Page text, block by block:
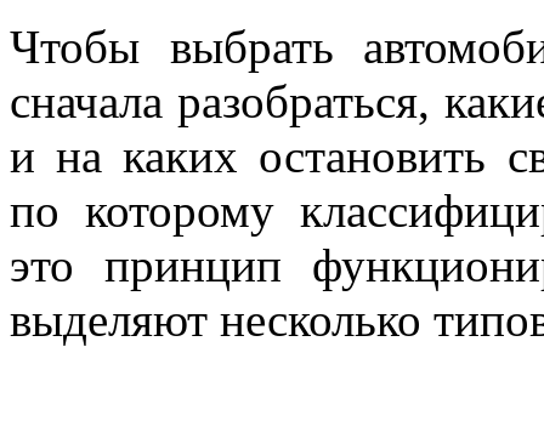
Чтобы выбрать
сначала разобраться,
и на каких остановить
по которому
это принцип
выделяют несколько